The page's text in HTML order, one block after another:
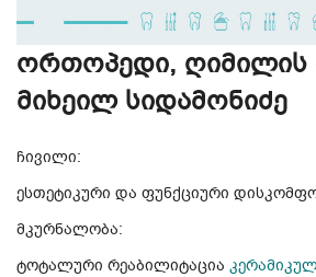
ორთოპედი, ღიმილის
მიხეილ სიდამონიძე
ჩივილი:
ესთეტიკური და ფუნქციური
მკურნალობა:
ტოტალური რეაბილიტაცია